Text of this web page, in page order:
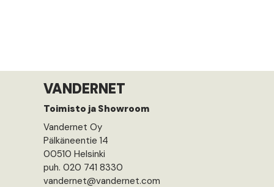
VANDERNET
Toimisto ja Showroom
Vandernet Oy
Pälkäneentie 14
00510 Helsinki
puh. 020 741 8330
vandernet@vandernet.com